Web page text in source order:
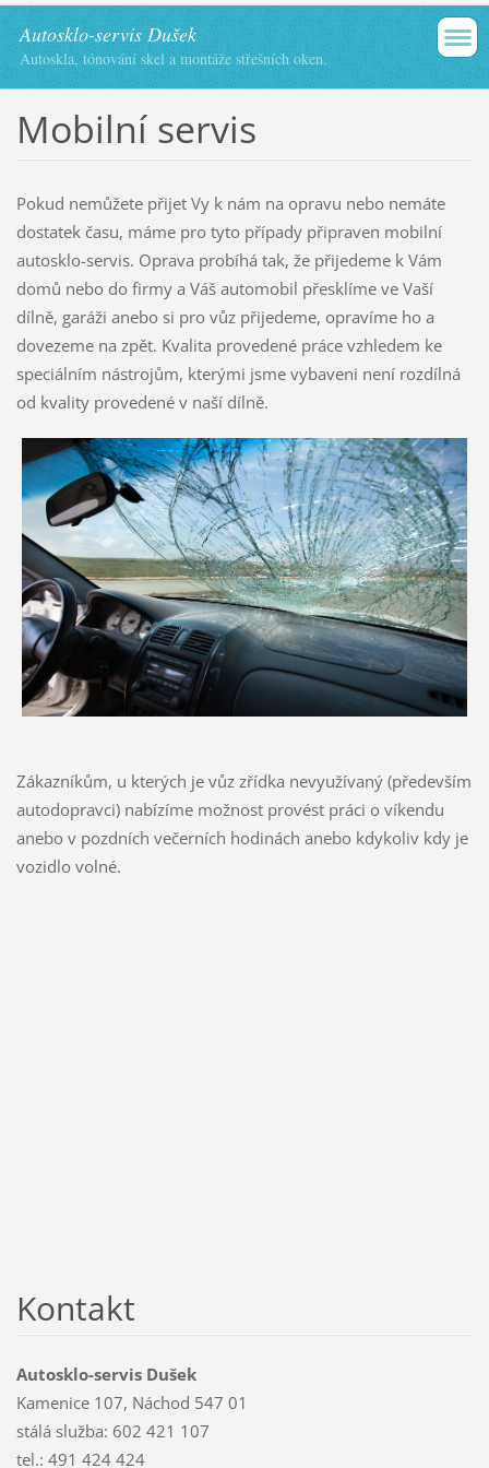
Autosklo-servis Dušek
Autoskla, tónování skel a montáže střešních oken.
Mobilní servis
Pokud nemůžete přijet Vy k nám na opravu nebo nemáte
dostatek času, máme pro tyto případy připraven mobilní
autosklo-servis. Oprava probíhá tak, že přijedeme k Vám
domů nebo do firmy a Váš automobil přesklíme ve Vaší
dílně, garáži anebo si pro vůz přijedeme, opravíme ho a
dovezeme na zpět. Kvalita provedené práce vzhledem ke
speciálním nástrojům, kterými jsme vybaveni není rozdílná
od kvality provedené v naší dílně.
Zákazníkům, u kterých je vůz zřídka nevyužívaný (především
autodopravci) nabízíme možnost provést práci o víkendu
anebo v pozdních večerních hodinách anebo kdykoliv kdy je
vozidlo volné.
Kontakt
Autosklo-servis Dušek
Kamenice 107, Náchod 547 01
stálá služba: 602 421 107
tel.: 491 424 424